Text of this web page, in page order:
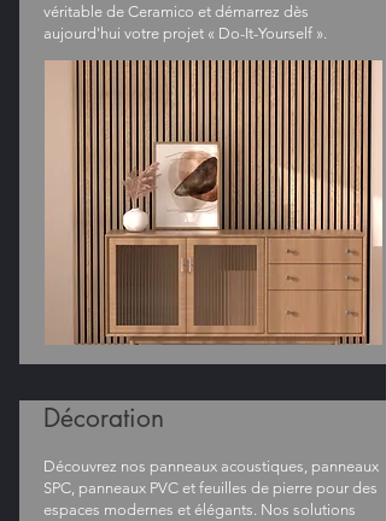
véritable de Ceramico et démarrez dès
aujourd'hui votre projet « Do-It-Yourself ».
Décoration
Découvrez nos panneaux acoustiques, panneaux
SPC, panneaux PVC et feuilles de pierre pour des
espaces modernes et élégants. Nos solutions